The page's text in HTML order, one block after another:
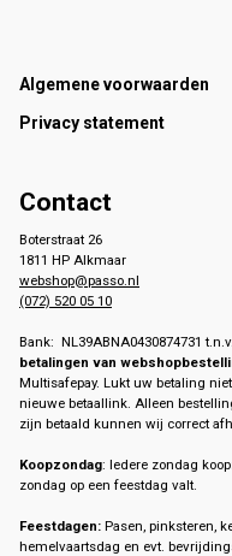
Footer
Algemene voorwaarden
Privacy statement
Contact
Boterstraat 26
1811 HP Alkmaar
webshop@passo.nl
(072) 520 05 10
Bank: NL39ABNA0430874731
betalingen van
Multisafepay. Lukt uw betaling
nieuwe betaallink. Alleen
zijn betaald kunnen wij correct
Koopzondag: Iedere zondag
zondag op een feestdag valt.
Feestdagen: Pasen, pinksteren,
hemelvaartsdag en evt.